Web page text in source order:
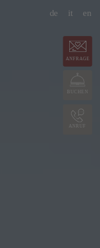
de it en
ANFRAGE
BUCHEN
ANRUF